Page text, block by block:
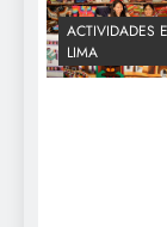
ACTIVIDADES
LIMA